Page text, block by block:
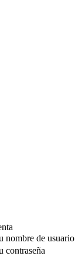
nombre de usuario
contraseña